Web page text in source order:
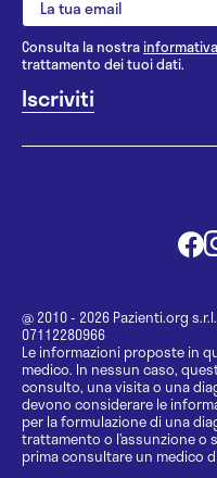
Consulta la nostra
trattamento dei tuoi dati.
@ 2010 - 2026 Pazienti.org s.r.l.
07112280966
Le informazioni proposte in
medico. In nessun caso,
consulto, una visita o una
devono considerare le
per la formulazione di una
trattamento o l’assunzione o
prima consultare un medico